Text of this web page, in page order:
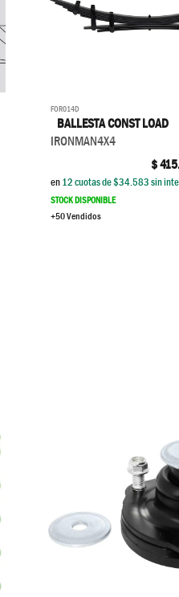
FOR014D
BALLESTA CONST LOAD
IRONMAN4X4
$
en12cuotas de $34.583sin
STOCK DISPONIBLE
+50 Vendidos